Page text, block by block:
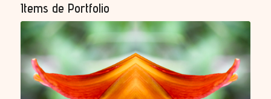
Items de Portfolio